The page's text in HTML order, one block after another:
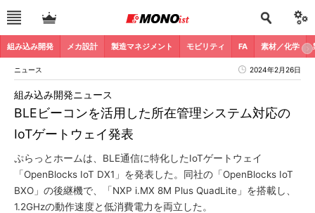
組み込み開発 メカ設計 製造マネジメント モビリティ FA 素材／化学
ニュース 2024年2月26日
BLEビーコンを活用した所在管理システム対応の
IoTゲートウェイ発表
組み込み開発ニュース
ぷらっとホームは、BLE通信に特化したIoTゲートウェイ
「OpenBlocks IoT DX1」を発表した。同社の「OpenBlocks IoT
BXO」の後継機で、「NXP i.MX 8M Plus QuadLite」を搭載し、
1.2GHzの動作速度と低消費電力を両立した。